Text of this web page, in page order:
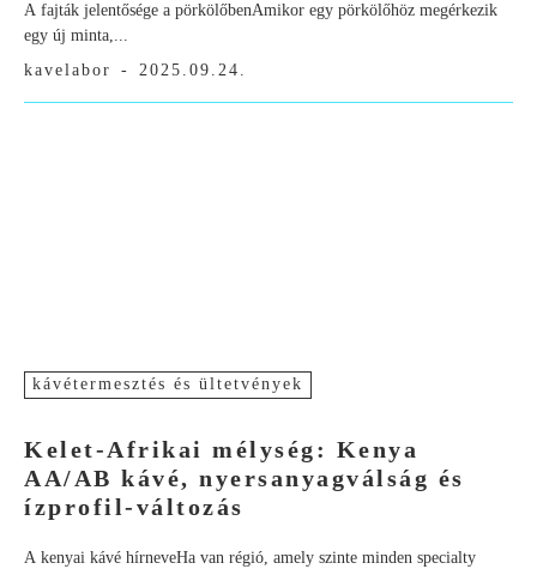
A fajták jelentősége a pörkölőbenAmikor egy pörkölőhöz megérkezik
egy új minta,...
kavelabor
- 2025.09.24.
kávétermesztés és ültetvények
Kelet-Afrikai mélység: Kenya
AA/AB kávé, nyersanyagválság és
ízprofil-változás
A kenyai kávé hírneveHa van régió, amely szinte minden specialty